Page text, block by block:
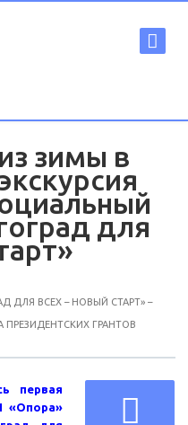
зимы в
для
ДЛЯ ВСЕХ – НОВЫЙ СТАРТ» –
ПРЕЗИДЕНТСКИХ ГРАНТОВ
первая
«Опора»